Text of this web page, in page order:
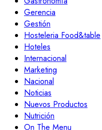
Gerencia
Gestión
Hosteleria Food&table
Hoteles
Internacional
Marketing
Nacional
Noticias
Nuevos Productos
Nutrición
On The Menu